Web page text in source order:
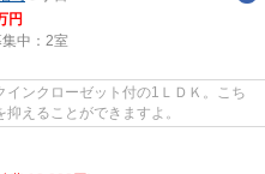
円
中： 2室
ンクローゼット付の1ＬＤＫ。こち
えることができますよ。